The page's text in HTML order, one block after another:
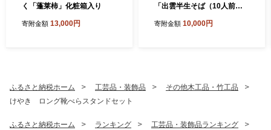
く「蓬莱柿」化粧箱入り
寄附金額 13,000円
「出雲半生そば（10人前）
寄附金額 10,000円
ふるさと納税ホーム 工芸品・装飾品
その他木工品・竹工品
けやき ロング靴べらスタンドセット
ふるさと納税ホーム ランキング
工芸品・装飾品ランキング